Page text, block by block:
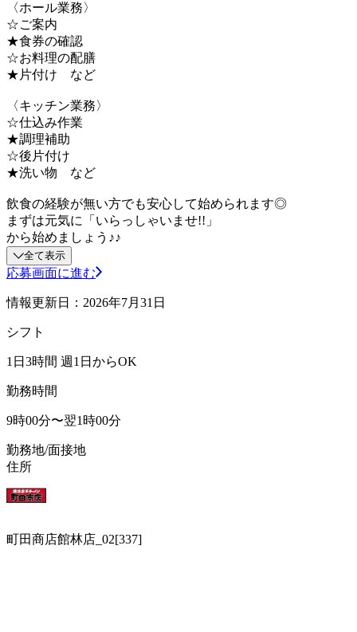
〈ホール業務〉
☆ご案内
★食券の確認
☆お料理の配膳
★片付け など
〈キッチン業務〉
☆仕込み作業
★調理補助
☆後片付け
★洗い物 など
飲食の経験が無い方でも安心して始められます◎
まずは元気に「いらっしゃいませ!!」
から始めましょう♪♪
全て表示
応募画面に進む
情報更新日：2026年7月31日
シフト
1日3時間 週1日からOK
勤務時間
9時00分〜翌1時00分
勤務地/面接地
住所
町田商店館林店_02[337]